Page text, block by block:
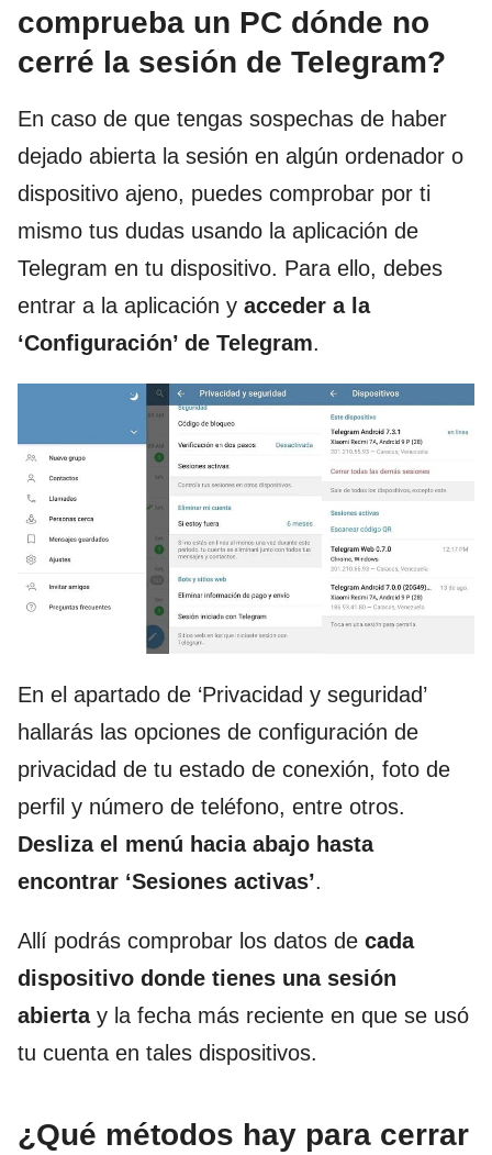
comprueba un PC dónde no
cerré la sesión de Telegram?
En caso de que tengas sospechas de haber
dejado abierta la sesión en algún ordenador o
dispositivo ajeno, puedes comprobar por ti
mismo tus dudas usando la aplicación de
Telegram en tu dispositivo. Para ello, debes
entrar a la aplicación y acceder a la
‘Configuración’ de Telegram.
En el apartado de ‘Privacidad y seguridad’
hallarás las opciones de configuración de
privacidad de tu estado de conexión, foto de
perfil y número de teléfono, entre otros.
Desliza el menú hacia abajo hasta
encontrar ‘Sesiones activas’.
Allí podrás comprobar los datos de cada
dispositivo donde tienes una sesión
abiertay la fecha más reciente en que se usó
tu cuenta en tales dispositivos.
¿Qué métodos hay para cerrar